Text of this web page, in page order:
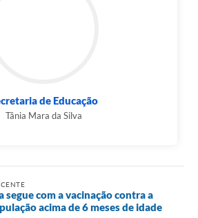
de Educação
Tânia Mara da Silva
segue com a vacinação contra a
acima de 6 meses de idade